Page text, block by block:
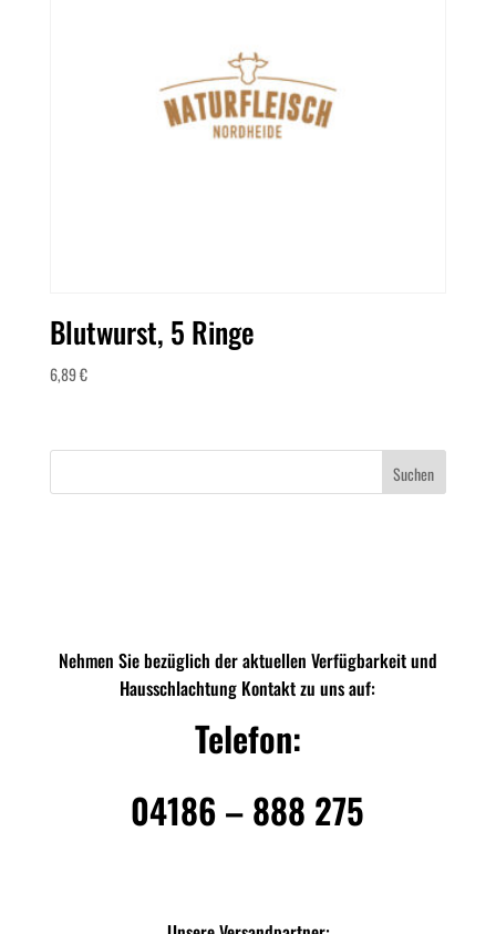
Blutwurst, 5 Ringe
6,89€
Suchen
Nehmen Sie bezüglich der aktuellen Verfügbarkeit und
Hausschlachtung Kontakt zu uns auf:
Telefon:
04186 – 888 275